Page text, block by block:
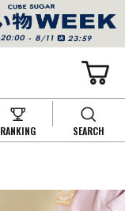
RANKING SEARCH